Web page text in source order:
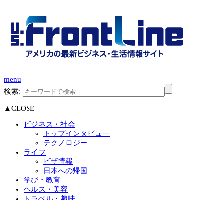
menu
検索:
▲CLOSE
ビジネス・社会
トップインタビュー
テクノロジー
ライフ
ビザ情報
日本への帰国
学び・教育
ヘルス・美容